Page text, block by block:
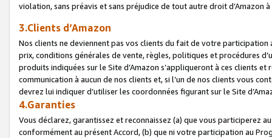
violation, sans préavis et sans préjudice de tout autre droit
3.Clients d’Amazon
Nos clients ne deviennent pas vos clients du fait de votre
prix, conditions générales de vente, règles, politiques et procédures
produits indiquées sur le Site d’Amazon s’appliqueront à ces clients
communication à aucun de nos clients et, si l’un de nos clients vous
devrez lui indiquer d’utiliser les coordonnées figurant sur le Site
4.Garanties
Vous déclarez, garantissez et reconnaissez (a) que vous participerez
conformément au présent Accord, (b) que ni votre participation au